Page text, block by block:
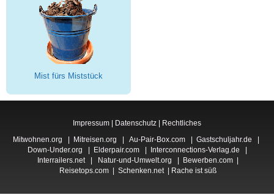
Mist fürs Miststück
Impressum Datenschutz
Rechtliches
Mitwohnen.org | Mitreisen.org | Au-Pair-Box.com | Gastschuljahr.de |
Down-Under.org | Elderpair.com| Interconnections-Verlag.de |
Interrailers.net| Natur-und-Umwelt.org | Bewerben.com |
Reisetops.com | Schenken.net| Rache ist süß